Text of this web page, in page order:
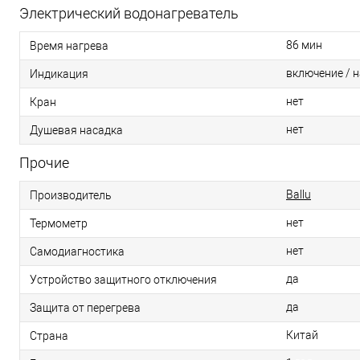
Электрический водонагреватель
Время нагрева 86 мин
Индикация включение /
Кран нет
Душевая насадка нет
Прочие
Производитель Ballu
Термометр нет
Самодиагностика нет
Устройство защитного отключения да
Защита от перегрева да
Страна Китай